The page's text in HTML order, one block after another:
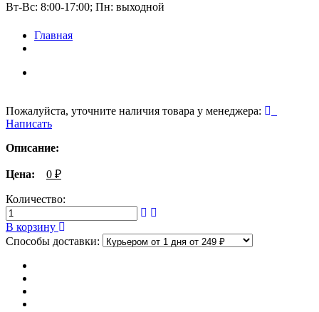
Вт-Вс: 8:00-17:00; Пн: выходной
Главная
Пожалуйста, уточните наличия товара у менеджера:
Написать
Описание:
Цена: 0 ₽
Количество:
В корзину
Способы доставки: